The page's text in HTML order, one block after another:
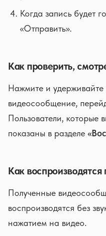
Когда запись будет
«Отправить».
Как проверить,
Нажмите и удерживайте
видеосообщение,
Пользователи, которые
показаны в разделе
Как
Полученные
воспроизводятся без
нажатием на видео.